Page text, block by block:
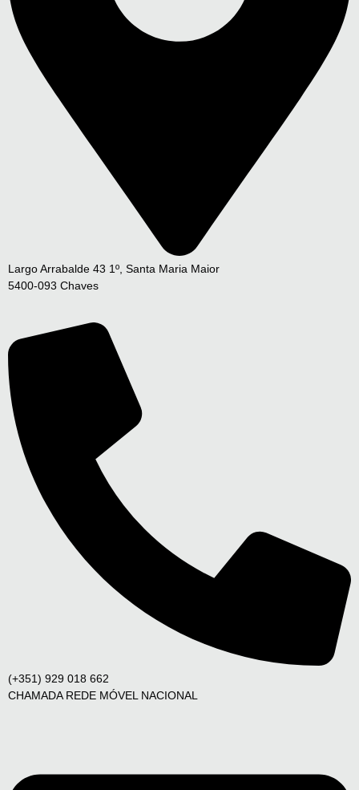
Largo Arrabalde 43 1º, Santa Maria Maior
5400-093 Chaves
(+351) 929 018 662
CHAMADA REDE MÓVEL NACIONAL